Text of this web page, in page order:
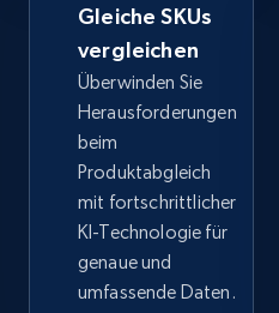
5.4K+ 668+
TikTok Shop - discover
URL, Title, Available,
price, Final price,
5.4K+ 668+
Gleiche SKUs
vergleichen
Überwinden Sie
Herausforderungen
beim
Produktabgleich
mit fortschrittlicher
KI-Technologie für
genaue und
umfassende Daten.